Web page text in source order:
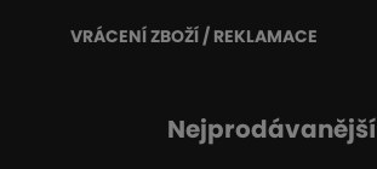
VRÁCENÍ ZBOŽÍ / REKLAMACE
Nejprodávanější